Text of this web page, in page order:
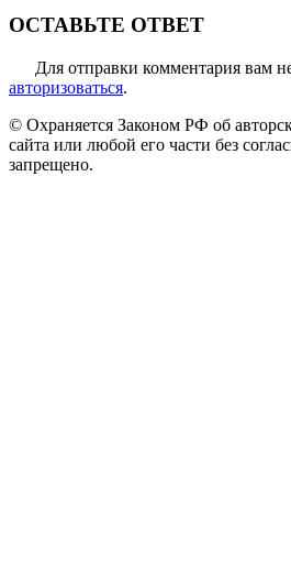
ОСТАВЬТЕ ОТВЕТ
Для отправки комментария вам
авторизоваться.
© Охраняется Законом РФ об
сайта или любой его части без
запрещено.